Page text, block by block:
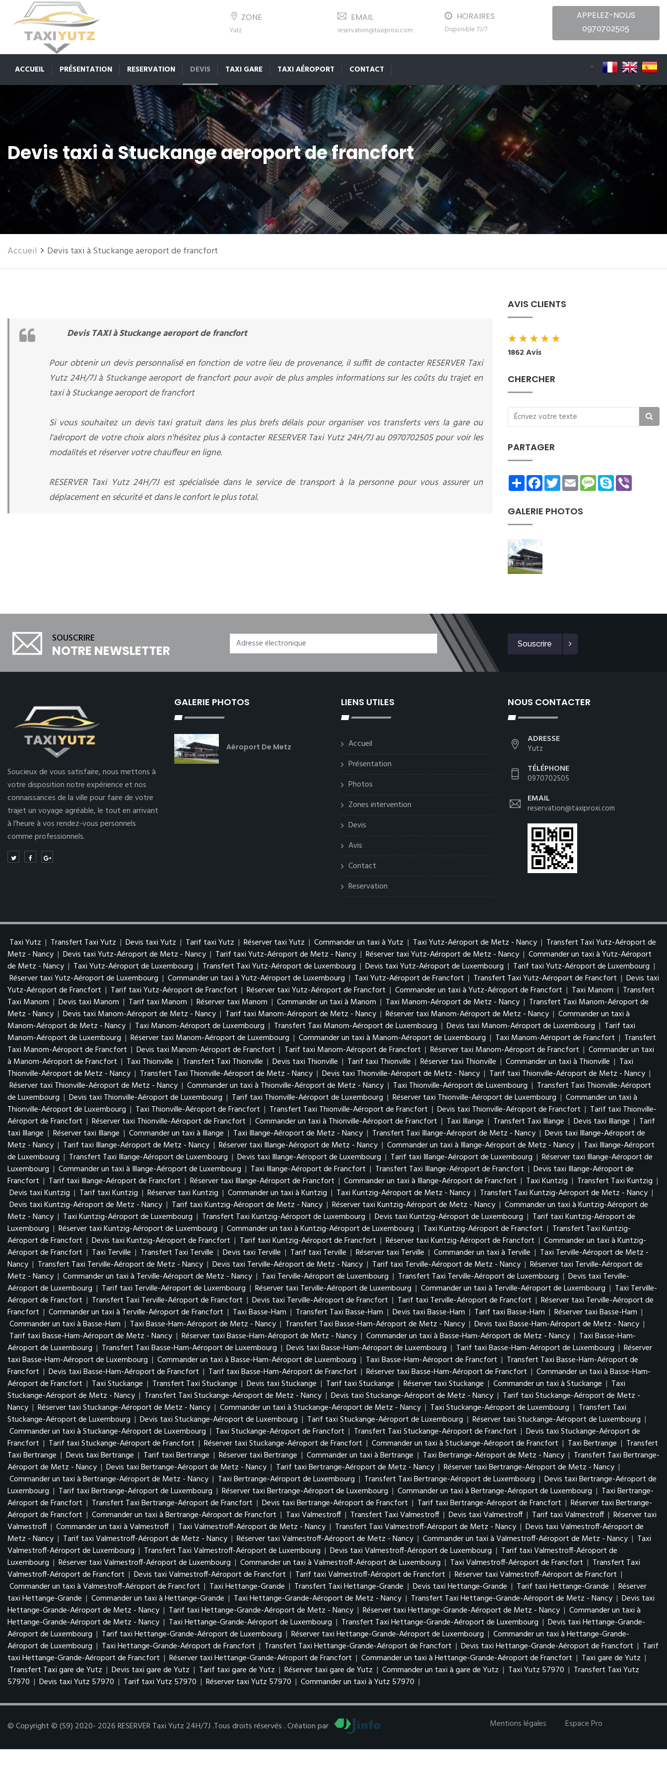
ZONE
Yutz
EMAIL
reservation@taxiproxi.com
HORAIRES
Disponible 7J/7
APPELEZ-NOUS
0970702505
ACCUEIL PRÉSENTATION RESERVATION DEVIS TAXI GARE TAXI AÉROPORT CONTACT
Devis taxi à Stuckange aeroport de francfort
Accueil Devis taxi à Stuckange aeroport de francfort
Devis TAXI à Stuckange aeroport de francfort
Pour obtenir un devis personnalisé en fonction de votre lieu de provenance, il suffit de contacter RESERVER Taxi
Yutz 24H/7J à Stuckange aeroport de francfort pour avoir de plus amples informations sur les coûts du trajet en
taxi à Stuckange aeroport de francfort
Si vous souhaitez un devis taxi gratuit dans les plus brefs délais pour organiser vos transferts vers la gare ou
l'aéroport de votre choix alors n'hésitez plus à contacter RESERVER Taxi Yutz 24H/7J au 0970702505 pour voir les
modalités et réserver votre chauffeur en ligne.
RESERVER Taxi Yutz 24H/7J est spécialisée dans le service de transport à la personne pour vous assurer un
déplacement en sécurité et dans le confort le plus total.
AVIS CLIENTS
★★★★★
1862 Avis
CHERCHER
PARTAGER
ShareFacebookTwitterEmailMessage
Skype
GALERIE PHOTOS
SOUSCRIRE
NOTRE NEWSLETTER Souscrire
Soucieux de vous satisfaire, nous mettons à
votre disposition notre expérience et nos
connaissances de la ville pour faire de votre
trajet un voyage agréable, le tout en arrivant
à l’heure à vos rendez-vous personnels
comme professionnels.
GALERIE PHOTOS
Aéroport De Metz
LIENS UTILES
Accueil
Présentation
Photos
Zones intervention
Devis
Avis
Contact
Reservation
NOUS CONTACTER
ADRESSE
Yutz
TÉLÉPHONE
0970702505
EMAIL
reservation@taxiproxi.com
Taxi Yutz | Transfert Taxi Yutz | Devis taxi Yutz | Tarif taxi Yutz | Réserver taxi Yutz | Commander un taxi à Yutz | Taxi Yutz-Aéroport de Metz - Nancy | Transfert Taxi Yutz-Aéroport de
Metz - Nancy | Devis taxi Yutz-Aéroport de Metz - Nancy | Tarif taxi Yutz-Aéroport de Metz - Nancy | Réserver taxi Yutz-Aéroport de Metz - Nancy | Commander un taxi à Yutz-Aéroport
de Metz - Nancy | Taxi Yutz-Aéroport de Luxembourg | Transfert Taxi Yutz-Aéroport de Luxembourg | Devis taxi Yutz-Aéroport de Luxembourg | Tarif taxi Yutz-Aéroport de Luxembourg |
Réserver taxi Yutz-Aéroport de Luxembourg | Commander un taxi à Yutz-Aéroport de Luxembourg | Taxi Yutz-Aéroport de Francfort | Transfert Taxi Yutz-Aéroport de Francfort | Devis taxi
Yutz-Aéroport de Francfort | Tarif taxi Yutz-Aéroport de Francfort | Réserver taxi Yutz-Aéroport de Francfort | Commander un taxi à Yutz-Aéroport de Francfort | Taxi Manom | Transfert
Taxi Manom | Devis taxi Manom | Tarif taxi Manom | Réserver taxi Manom | Commander un taxi à Manom | Taxi Manom-Aéroport de Metz - Nancy | Transfert Taxi Manom-Aéroport de
Metz - Nancy | Devis taxi Manom-Aéroport de Metz - Nancy | Tarif taxi Manom-Aéroport de Metz - Nancy | Réserver taxi Manom-Aéroport de Metz - Nancy | Commander un taxi à
Manom-Aéroport de Metz - Nancy | Taxi Manom-Aéroport de Luxembourg | Transfert Taxi Manom-Aéroport de Luxembourg | Devis taxi Manom-Aéroport de Luxembourg | Tarif taxi
Manom-Aéroport de Luxembourg | Réserver taxi Manom-Aéroport de Luxembourg | Commander un taxi à Manom-Aéroport de Luxembourg | Taxi Manom-Aéroport de Francfort | Transfert
Taxi Manom-Aéroport de Francfort | Devis taxi Manom-Aéroport de Francfort | Tarif taxi Manom-Aéroport de Francfort | Réserver taxi Manom-Aéroport de Francfort | Commander un taxi
à Manom-Aéroport de Francfort | Taxi Thionville | Transfert Taxi Thionville | Devis taxi Thionville | Tarif taxi Thionville | Réserver taxi Thionville | Commander un taxi à Thionville | Taxi
Thionville-Aéroport de Metz - Nancy | Transfert Taxi Thionville-Aéroport de Metz - Nancy | Devis taxi Thionville-Aéroport de Metz - Nancy | Tarif taxi Thionville-Aéroport de Metz - Nancy |
Réserver taxi Thionville-Aéroport de Metz - Nancy | Commander un taxi à Thionville-Aéroport de Metz - Nancy | Taxi Thionville-Aéroport de Luxembourg | Transfert Taxi Thionville-Aéroport
de Luxembourg | Devis taxi Thionville-Aéroport de Luxembourg | Tarif taxi Thionville-Aéroport de Luxembourg | Réserver taxi Thionville-Aéroport de Luxembourg | Commander un taxi à
Thionville-Aéroport de Luxembourg | Taxi Thionville-Aéroport de Francfort | Transfert Taxi Thionville-Aéroport de Francfort | Devis taxi Thionville-Aéroport de Francfort | Tarif taxi Thionville-
Aéroport de Francfort | Réserver taxi Thionville-Aéroport de Francfort | Commander un taxi à Thionville-Aéroport de Francfort | Taxi Illange | Transfert Taxi Illange | Devis taxi Illange | Tarif
taxi Illange | Réserver taxi Illange | Commander un taxi à Illange | Taxi Illange-Aéroport de Metz - Nancy | Transfert Taxi Illange-Aéroport de Metz - Nancy | Devis taxi Illange-Aéroport de
Metz - Nancy | Tarif taxi Illange-Aéroport de Metz - Nancy | Réserver taxi Illange-Aéroport de Metz - Nancy | Commander un taxi à Illange-Aéroport de Metz - Nancy | Taxi Illange-Aéroport
de Luxembourg | Transfert Taxi Illange-Aéroport de Luxembourg | Devis taxi Illange-Aéroport de Luxembourg | Tarif taxi Illange-Aéroport de Luxembourg | Réserver taxi Illange-Aéroport de
Luxembourg | Commander un taxi à Illange-Aéroport de Luxembourg | Taxi Illange-Aéroport de Francfort | Transfert Taxi Illange-Aéroport de Francfort | Devis taxi Illange-Aéroport de
Francfort | Tarif taxi Illange-Aéroport de Francfort | Réserver taxi Illange-Aéroport de Francfort | Commander un taxi à Illange-Aéroport de Francfort | Taxi Kuntzig | Transfert Taxi Kuntzig |
Devis taxi Kuntzig | Tarif taxi Kuntzig | Réserver taxi Kuntzig | Commander un taxi à Kuntzig | Taxi Kuntzig-Aéroport de Metz - Nancy | Transfert Taxi Kuntzig-Aéroport de Metz - Nancy |
Devis taxi Kuntzig-Aéroport de Metz - Nancy | Tarif taxi Kuntzig-Aéroport de Metz - Nancy | Réserver taxi Kuntzig-Aéroport de Metz - Nancy | Commander un taxi à Kuntzig-Aéroport de
Metz - Nancy | Taxi Kuntzig-Aéroport de Luxembourg | Transfert Taxi Kuntzig-Aéroport de Luxembourg | Devis taxi Kuntzig-Aéroport de Luxembourg | Tarif taxi Kuntzig-Aéroport de
Luxembourg | Réserver taxi Kuntzig-Aéroport de Luxembourg | Commander un taxi à Kuntzig-Aéroport de Luxembourg | Taxi Kuntzig-Aéroport de Francfort | Transfert Taxi Kuntzig-
Aéroport de Francfort | Devis taxi Kuntzig-Aéroport de Francfort | Tarif taxi Kuntzig-Aéroport de Francfort | Réserver taxi Kuntzig-Aéroport de Francfort | Commander un taxi à Kuntzig-
Aéroport de Francfort | Taxi Terville | Transfert Taxi Terville | Devis taxi Terville | Tarif taxi Terville | Réserver taxi Terville | Commander un taxi à Terville | Taxi Terville-Aéroport de Metz -
Nancy | Transfert Taxi Terville-Aéroport de Metz - Nancy | Devis taxi Terville-Aéroport de Metz - Nancy | Tarif taxi Terville-Aéroport de Metz - Nancy | Réserver taxi Terville-Aéroport de
Metz - Nancy | Commander un taxi à Terville-Aéroport de Metz - Nancy | Taxi Terville-Aéroport de Luxembourg | Transfert Taxi Terville-Aéroport de Luxembourg | Devis taxi Terville-
Aéroport de Luxembourg | Tarif taxi Terville-Aéroport de Luxembourg | Réserver taxi Terville-Aéroport de Luxembourg | Commander un taxi à Terville-Aéroport de Luxembourg | Taxi Terville-
Aéroport de Francfort | Transfert Taxi Terville-Aéroport de Francfort | Devis taxi Terville-Aéroport de Francfort | Tarif taxi Terville-Aéroport de Francfort | Réserver taxi Terville-Aéroport de
Francfort | Commander un taxi à Terville-Aéroport de Francfort | Taxi Basse-Ham | Transfert Taxi Basse-Ham | Devis taxi Basse-Ham | Tarif taxi Basse-Ham | Réserver taxi Basse-Ham |
Commander un taxi à Basse-Ham | Taxi Basse-Ham-Aéroport de Metz - Nancy | Transfert Taxi Basse-Ham-Aéroport de Metz - Nancy | Devis taxi Basse-Ham-Aéroport de Metz - Nancy |
Tarif taxi Basse-Ham-Aéroport de Metz - Nancy | Réserver taxi Basse-Ham-Aéroport de Metz - Nancy | Commander un taxi à Basse-Ham-Aéroport de Metz - Nancy | Taxi Basse-Ham-
Aéroport de Luxembourg | Transfert Taxi Basse-Ham-Aéroport de Luxembourg | Devis taxi Basse-Ham-Aéroport de Luxembourg | Tarif taxi Basse-Ham-Aéroport de Luxembourg | Réserver
taxi Basse-Ham-Aéroport de Luxembourg | Commander un taxi à Basse-Ham-Aéroport de Luxembourg | Taxi Basse-Ham-Aéroport de Francfort | Transfert Taxi Basse-Ham-Aéroport de
Francfort | Devis taxi Basse-Ham-Aéroport de Francfort | Tarif taxi Basse-Ham-Aéroport de Francfort | Réserver taxi Basse-Ham-Aéroport de Francfort | Commander un taxi à Basse-Ham-
Aéroport de Francfort | Taxi Stuckange | Transfert Taxi Stuckange | Devis taxi Stuckange | Tarif taxi Stuckange | Réserver taxi Stuckange | Commander un taxi à Stuckange | Taxi
Stuckange-Aéroport de Metz - Nancy | Transfert Taxi Stuckange-Aéroport de Metz - Nancy | Devis taxi Stuckange-Aéroport de Metz - Nancy | Tarif taxi Stuckange-Aéroport de Metz -
Nancy | Réserver taxi Stuckange-Aéroport de Metz - Nancy | Commander un taxi à Stuckange-Aéroport de Metz - Nancy | Taxi Stuckange-Aéroport de Luxembourg | Transfert Taxi
Stuckange-Aéroport de Luxembourg | Devis taxi Stuckange-Aéroport de Luxembourg | Tarif taxi Stuckange-Aéroport de Luxembourg | Réserver taxi Stuckange-Aéroport de Luxembourg |
Commander un taxi à Stuckange-Aéroport de Luxembourg | Taxi Stuckange-Aéroport de Francfort | Transfert Taxi Stuckange-Aéroport de Francfort | Devis taxi Stuckange-Aéroport de
Francfort | Tarif taxi Stuckange-Aéroport de Francfort | Réserver taxi Stuckange-Aéroport de Francfort | Commander un taxi à Stuckange-Aéroport de Francfort | Taxi Bertrange | Transfert
Taxi Bertrange | Devis taxi Bertrange | Tarif taxi Bertrange | Réserver taxi Bertrange | Commander un taxi à Bertrange | Taxi Bertrange-Aéroport de Metz - Nancy | Transfert Taxi Bertrange-
Aéroport de Metz - Nancy | Devis taxi Bertrange-Aéroport de Metz - Nancy | Tarif taxi Bertrange-Aéroport de Metz - Nancy | Réserver taxi Bertrange-Aéroport de Metz - Nancy |
Commander un taxi à Bertrange-Aéroport de Metz - Nancy | Taxi Bertrange-Aéroport de Luxembourg | Transfert Taxi Bertrange-Aéroport de Luxembourg | Devis taxi Bertrange-Aéroport de
Luxembourg | Tarif taxi Bertrange-Aéroport de Luxembourg | Réserver taxi Bertrange-Aéroport de Luxembourg | Commander un taxi à Bertrange-Aéroport de Luxembourg | Taxi Bertrange-
Aéroport de Francfort | Transfert Taxi Bertrange-Aéroport de Francfort | Devis taxi Bertrange-Aéroport de Francfort | Tarif taxi Bertrange-Aéroport de Francfort | Réserver taxi Bertrange-
Aéroport de Francfort | Commander un taxi à Bertrange-Aéroport de Francfort | Taxi Valmestroff | Transfert Taxi Valmestroff | Devis taxi Valmestroff | Tarif taxi Valmestroff | Réserver taxi
Valmestroff | Commander un taxi à Valmestroff | Taxi Valmestroff-Aéroport de Metz - Nancy | Transfert Taxi Valmestroff-Aéroport de Metz - Nancy | Devis taxi Valmestroff-Aéroport de
Metz - Nancy | Tarif taxi Valmestroff-Aéroport de Metz - Nancy | Réserver taxi Valmestroff-Aéroport de Metz - Nancy | Commander un taxi à Valmestroff-Aéroport de Metz - Nancy | Taxi
Valmestroff-Aéroport de Luxembourg | Transfert Taxi Valmestroff-Aéroport de Luxembourg | Devis taxi Valmestroff-Aéroport de Luxembourg | Tarif taxi Valmestroff-Aéroport de
Luxembourg | Réserver taxi Valmestroff-Aéroport de Luxembourg | Commander un taxi à Valmestroff-Aéroport de Luxembourg | Taxi Valmestroff-Aéroport de Francfort | Transfert Taxi
Valmestroff-Aéroport de Francfort | Devis taxi Valmestroff-Aéroport de Francfort | Tarif taxi Valmestroff-Aéroport de Francfort | Réserver taxi Valmestroff-Aéroport de Francfort |
Commander un taxi à Valmestroff-Aéroport de Francfort | Taxi Hettange-Grande | Transfert Taxi Hettange-Grande | Devis taxi Hettange-Grande | Tarif taxi Hettange-Grande | Réserver
taxi Hettange-Grande | Commander un taxi à Hettange-Grande | Taxi Hettange-Grande-Aéroport de Metz - Nancy | Transfert Taxi Hettange-Grande-Aéroport de Metz - Nancy | Devis taxi
Hettange-Grande-Aéroport de Metz - Nancy | Tarif taxi Hettange-Grande-Aéroport de Metz - Nancy | Réserver taxi Hettange-Grande-Aéroport de Metz - Nancy | Commander un taxi à
Hettange-Grande-Aéroport de Metz - Nancy | Taxi Hettange-Grande-Aéroport de Luxembourg | Transfert Taxi Hettange-Grande-Aéroport de Luxembourg | Devis taxi Hettange-Grande-
Aéroport de Luxembourg | Tarif taxi Hettange-Grande-Aéroport de Luxembourg | Réserver taxi Hettange-Grande-Aéroport de Luxembourg | Commander un taxi à Hettange-Grande-
Aéroport de Luxembourg | Taxi Hettange-Grande-Aéroport de Francfort | Transfert Taxi Hettange-Grande-Aéroport de Francfort | Devis taxi Hettange-Grande-Aéroport de Francfort | Tarif
taxi Hettange-Grande-Aéroport de Francfort | Réserver taxi Hettange-Grande-Aéroport de Francfort | Commander un taxi à Hettange-Grande-Aéroport de Francfort | Taxi gare de Yutz |
Transfert Taxi gare de Yutz | Devis taxi gare de Yutz | Tarif taxi gare de Yutz | Réserver taxi gare de Yutz | Commander un taxi à gare de Yutz | Taxi Yutz 57970 | Transfert Taxi Yutz
57970 | Devis taxi Yutz 57970 | Tarif taxi Yutz 57970 | Réserver taxi Yutz 57970 | Commander un taxi à Yutz 57970 |
© Copyright © (S9) 2020- 2026 RESERVER Taxi Yutz 24H/7J .Tous droits réservés . Création par Mentions légales Espace Pro